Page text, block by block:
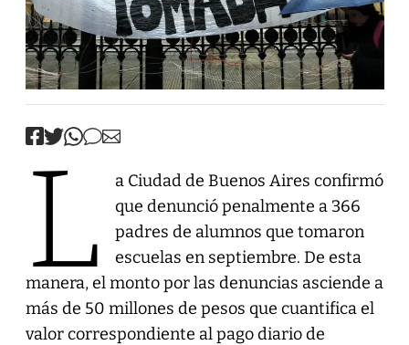
L
a Ciudad de Buenos Aires confirmó
que denunció penalmente a 366
padres de alumnos que tomaron
escuelas en septiembre. De esta
manera, el monto por las denuncias asciende a
más de 50 millones de pesos que cuantifica el
valor correspondiente al pago diario de